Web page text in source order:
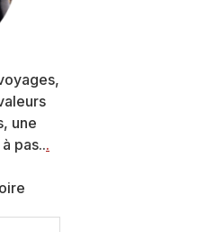
une
pas...